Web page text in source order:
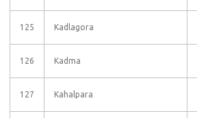
125 Kadlagora
126 Kadma
127 Kahalpara